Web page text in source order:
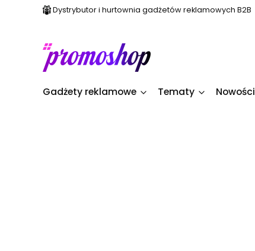
Dystrybutor i hurtownia gadżetów reklamowych B2B
Gadżety reklamowe Tematy Nowości